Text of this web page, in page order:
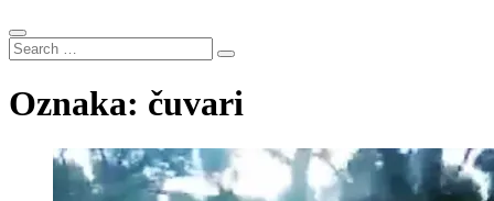
Search
…
Oznaka: čuvari